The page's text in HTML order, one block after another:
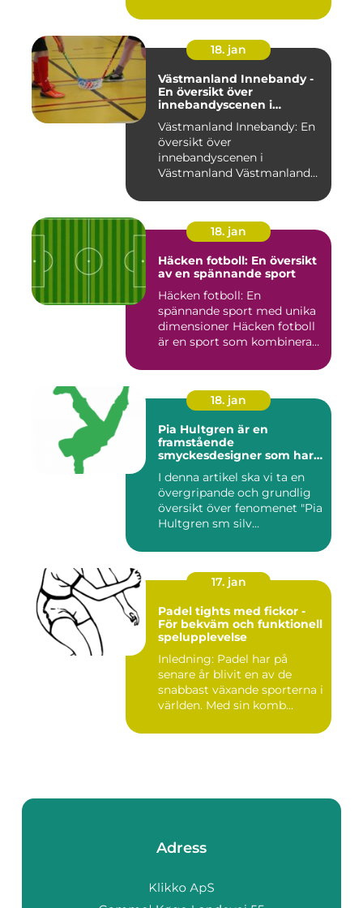
18. jan
Västmanland Innebandy -
En översikt över
innebandyscenen i
Västmanland Innebandy: En
översikt över
innebandyscenen i
Västmanland Västmanland
18. jan
Häcken fotboll: En översikt
av en spännande sport
Häcken fotboll: En
spännande sport med unika
dimensioner Häcken fotboll
är en sport som kombinerar
18. jan
Pia Hultgren är en
framstående
smyckesdesigner som har
unika och vackra smycken i
silver
I denna artikel ska vi ta en
övergripande och grundlig
översikt över fenomenet "Pia
Hultgren sm silv...
17. jan
Padel tights med fickor -
För bekväm och funktionell
spelupplevelse
Inledning: Padel har på
senare år blivit en av de
snabbast växande sporterna i
världen. Med sin komb...
Adress